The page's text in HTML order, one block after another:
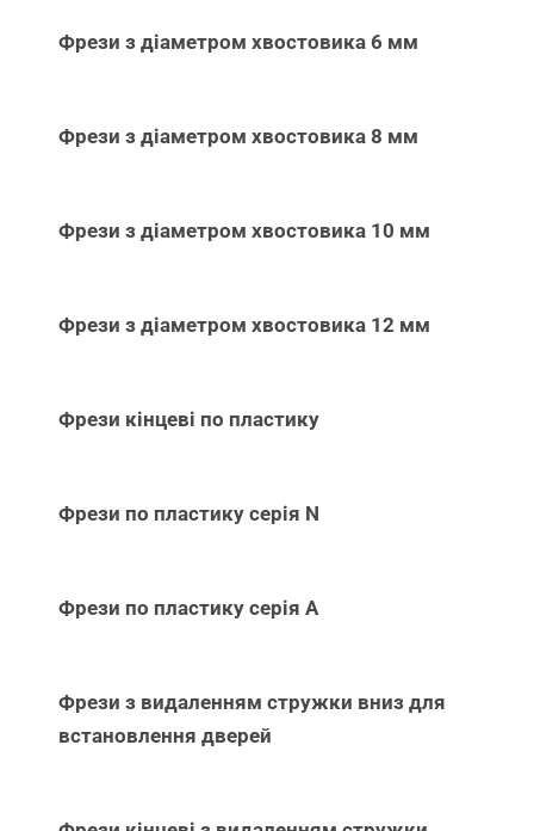
Фрези з діаметром хвостовика 6 мм
Фрези з діаметром хвостовика 8 мм
Фрези з діаметром хвостовика 10 мм
Фрези з діаметром хвостовика 12 мм
Фрези кінцеві по пластику
Фрези по пластику серія N
Фрези по пластику серія А
Фрези з видаленням стружки вниз для
встановлення дверей